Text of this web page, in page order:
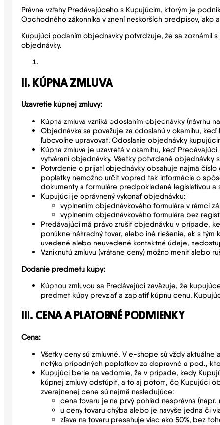
Právne vzťahy Predávajúceho s Kupujúcim, ktorým je
Obchodného zákonníka v znení neskorších predpisov, ako
Kupujúci podaním objednávky potvrdzuje, že sa zoznámil
objednávky.
II. KÚPNA ZMLUVA
Uzavretie kúpnej zmluvy:
Kúpna zmluva vzniká odoslaním objednávky (návrhu
Objednávka sa považuje za odoslanú v okamihu,
ľubovoľne upravovať. Odoslanie objednávky
Kúpna zmluva je uzavretá v okamihu, keď
vytváraní objednávky. Všetky potvrdené objednávky
Potvrdenie o prijatí objednávky obsahuje najmä
poplatky nemožno určiť vopred tak informácia o
dokumenty a formuláre predpokladané legislatívou a
Kupujúci je oprávnený vykonať objednávku:
vyplnením objednávkového formulára v rámci
vyplnením objednávkového formulára bez
Predávajúci má právo zrušiť objednávku v prípade,
ponúkne náhradný tovar, alebo iné riešenie, ak s
uvedené alebo neuvedené kontaktné údaje,
Vzniknutú zmluvu (vrátane ceny) možno meniť alebo
Dodanie predmetu kúpy:
Kúpnou zmluvou sa Predávajúci zaväzuje, že
predmet kúpy prevziať a zaplatiť kúpnu cenu.
III. CENA A PLATOBNÉ PODMIENKY
Cena:
Všetky ceny sú zmluvné. V e-shope sú vždy
netýka prípadných poplatkov za dopravné a pod.,
Kupujúci berie na vedomie, že v prípade, kedy
kúpnej zmluvy odstúpiť, a to aj potom, čo Kupujúci
zverejnenej cene sú najmä nasledujúce:
cena tovaru je na prvý pohľad nesprávna
u ceny tovaru chýba alebo je navyše jedna či
zľava na tovaru presahuje viac ako 50%, bez